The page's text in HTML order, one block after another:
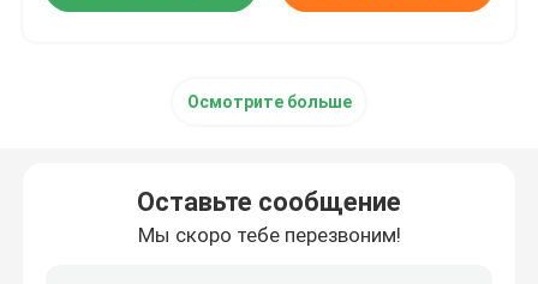
Hastelloy b
Осмотрите больше
Оставьте сообщение
Мы скоро тебе перезвоним!